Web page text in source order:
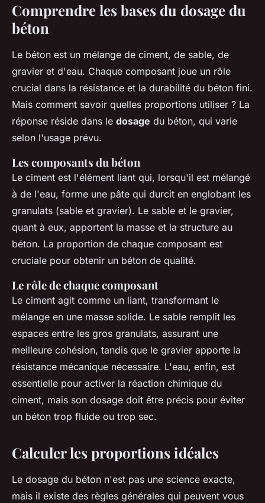
Comprendre les bases du dosage du
béton
Le béton est un mélange de ciment, de sable, de
gravier et d'eau. Chaque composant joue un rôle
crucial dans la résistance et la durabilité du béton fini.
Mais comment savoir quelles proportions utiliser ? La
réponse réside dans le dosage du béton, qui varie
selon l'usage prévu.
Les composants du béton
Le ciment est l'élément liant qui, lorsqu'il est mélangé
à de l'eau, forme une pâte qui durcit en englobant les
granulats (sable et gravier). Le sable et le gravier,
quant à eux, apportent la masse et la structure au
béton. La proportion de chaque composant est
cruciale pour obtenir un béton de qualité.
Le rôle de chaque composant
Le ciment agit comme un liant, transformant le
mélange en une masse solide. Le sable remplit les
espaces entre les gros granulats, assurant une
meilleure cohésion, tandis que le gravier apporte la
résistance mécanique nécessaire. L'eau, enfin, est
essentielle pour activer la réaction chimique du
ciment, mais son dosage doit être précis pour éviter
un béton trop fluide ou trop sec.
Calculer les proportions idéales
Le dosage du béton n'est pas une science exacte,
mais il existe des règles générales qui peuvent vous